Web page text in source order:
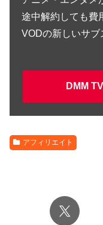
途中解約しても費
VODの新しいサブ
DMM
アフィリエイト